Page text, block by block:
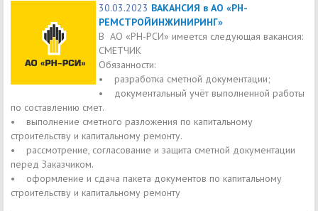
30.03.2023 ВАКАНСИЯ в АО «РН-
РЕМСТРОЙИНЖИНИРИНГ»
В АО «РН-РСИ» имеется следующая вакансия:
СМЕТЧИК
Обязанности:
• разработка сметной документации;
• документальный учёт выполненной работы
по составлению смет.
• выполнение сметного разложения по капитальному
строительству и капитальному ремонту.
• рассмотрение, согласование и защита сметной документации
перед Заказчиком.
• оформление и сдача пакета документов по капитальному
строительству и капитальному ремонту